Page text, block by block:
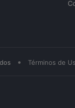
• Términos de